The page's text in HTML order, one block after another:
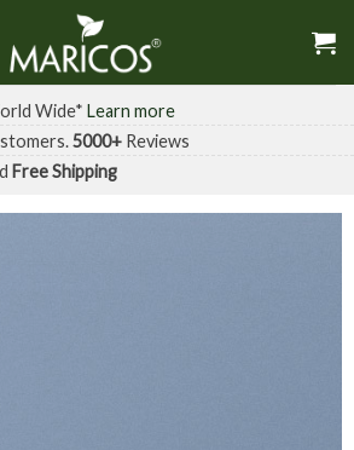
Wide* Learn more
5000+ Reviews
Free Shipping